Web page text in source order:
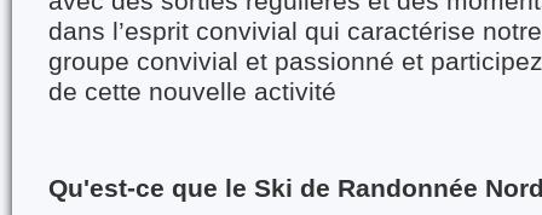
dans l’esprit convivial qui caractérise
groupe convivial et passionné et
de cette nouvelle activité
Qu'est-ce que le Ski de Randonnée